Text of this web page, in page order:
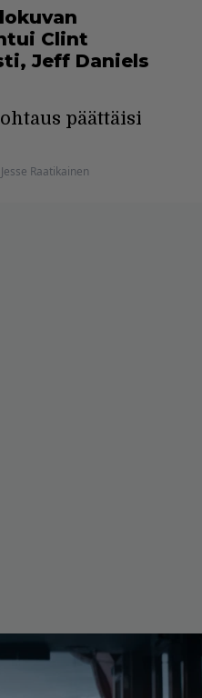
Clint
Jeff Daniels
päättäisi
Jesse Raatikainen